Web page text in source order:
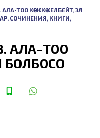
ТОО КӨРККӨ КЕЛБЕЙТ, ЭЛ
СОЧИНЕНИЯ, КНИГИ,
АЛА-ТОО
БОЛБОСО